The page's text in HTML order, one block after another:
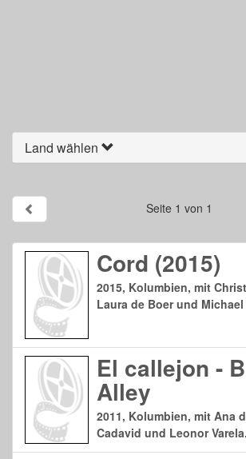
Land wählen
Seite 1 von 1
Cord (2015)
2015, Kolumbien, mit
Laura de Boer und
El callejon -
Alley
2011, Kolumbien, mit Ana
Cadavid und Leonor Varela.